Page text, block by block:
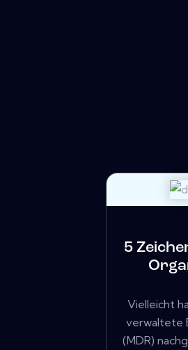
5
Vielleicht
verwaltete
(MDR)